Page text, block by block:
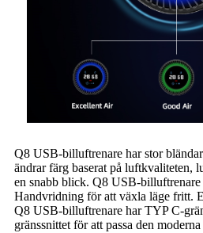
Q8 USB-billuftrenare har stor
ändrar färg baserat på luftkvaliteten,
en snabb blick. Q8 USB-billuftrenare
Handvridning för att växla läge fritt.
Q8 USB-billuftrenare har TYP C-
gränssnittet för att passa den